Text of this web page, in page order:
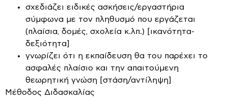
σχεδιάζει ειδικές ασκήσεις/εργαστήρια
σύμφωνα με τον πληθυσμό που εργάζεται
(πλαίσια, δομές, σχολεία κ.λπ.) [ικανότητα-
δεξιότητα]
γνωρίζει ότι η εκπαίδευση θα του παρέχει το
ασφαλές πλαίσιο και την απαιτούμενη
θεωρητική γνώση [στάση/αντίληψη]
Μέθοδος Διδασκαλίας